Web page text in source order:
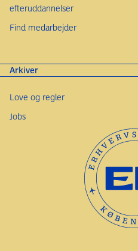
efteruddannelser
Find medarbejder
Arkiver
Love og regler
Jobs